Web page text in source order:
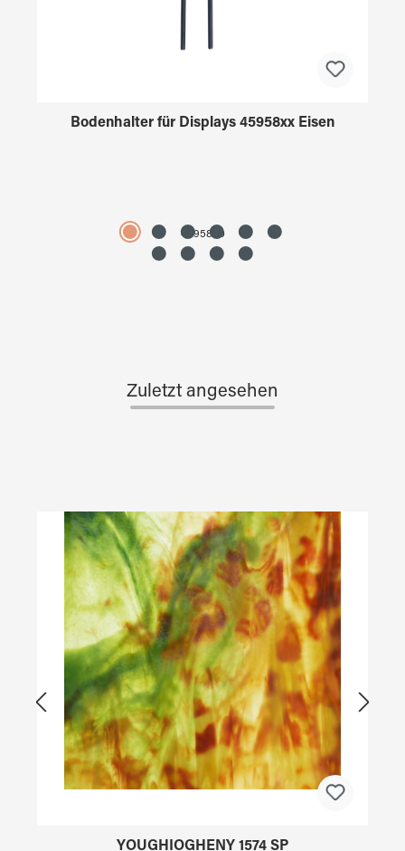
Bodenhalter für Displays 45958xx Eisen
4595890
Zuletzt angesehen
Produktgalerie überspringen
YOUGHIOGHENY 1574 SP